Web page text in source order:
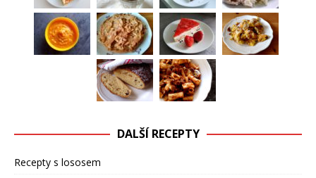
DALŠÍ RECEPTY
Recepty s lososem